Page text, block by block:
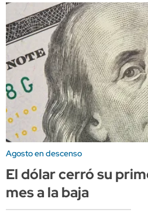
Agosto en descenso
El dólar cerró su
mes a la baja